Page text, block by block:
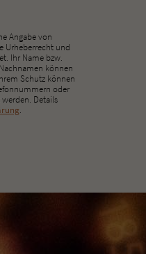
Angabe von
Urheberrecht und
Ihr Name bzw.
können
Schutz können
oder
Details
.